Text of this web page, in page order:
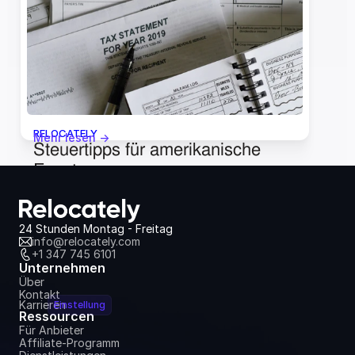
3. Oktober 2024
RELOCATELY
Steuertipps für amerikanische
Expats
Mehr lesen ->
24 Stunden Montag - Freitag
info@relocately.com
+1 347 745 6101
Unternehmen
Über
Kontakt
KarrierenEinstellung
Ressourcen
Für Anbieter
Affiliate-Programm